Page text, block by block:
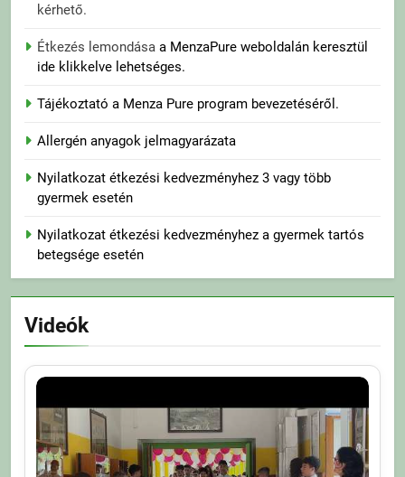
kérhető.
Étkezés lemondása a MenzaPure weboldalán keresztül
ide klikkelve lehetséges.
Tájékoztató a Menza Pure program bevezetéséről.
Allergén anyagok jelmagyarázata
Nyilatkozat étkezési kedvezményhez 3 vagy több
gyermek esetén
Nyilatkozat étkezési kedvezményhez a gyermek tartós
betegsége esetén
Videók